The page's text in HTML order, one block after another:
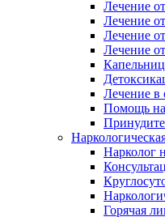
Лечение
Лечение
Лечение
Лечение
Лечение в
Помощь
Нарколог
Горячая